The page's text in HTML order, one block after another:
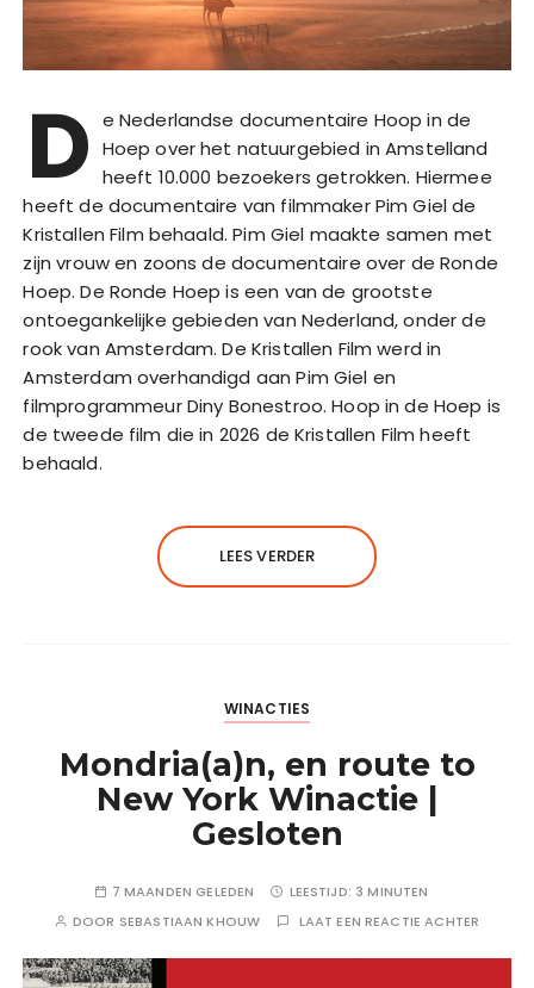
D e Nederlandse documentaire Hoop in de
Hoep over het natuurgebied in Amstelland
heeft 10.000 bezoekers getrokken. Hiermee
heeft de documentaire van filmmaker Pim Giel de
Kristallen Film behaald. Pim Giel maakte samen met
zijn vrouw en zoons de documentaire over de Ronde
Hoep. De Ronde Hoep is een van de grootste
ontoegankelijke gebieden van Nederland, onder de
rook van Amsterdam. De Kristallen Film werd in
Amsterdam overhandigd aan Pim Giel en
filmprogrammeur Diny Bonestroo. Hoop in de Hoep is
de tweede film die in 2026 de Kristallen Film heeft
behaald.
LEES VERDER
WINACTIES
Mondria(a)n, en route to
New York Winactie |
Gesloten
7 MAANDEN GELEDEN LEESTIJD: 3 MINUTEN
DOOR SEBASTIAAN KHOUW LAAT EEN REACTIE ACHTER